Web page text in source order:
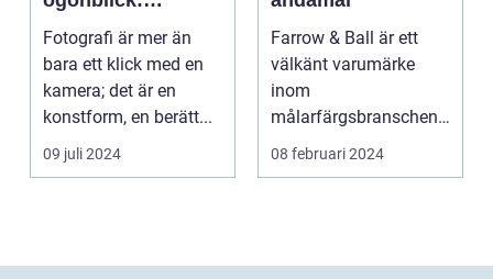
Fotografens värld
Fotografi är mer än
bara ett klick med en
kamera; det är en
konstform, en berätt...
09 juli 2024
Farrow & Ball är ett
välkänt varumärke
inom
målarfärgsbranschen
s...
08 februari 2024